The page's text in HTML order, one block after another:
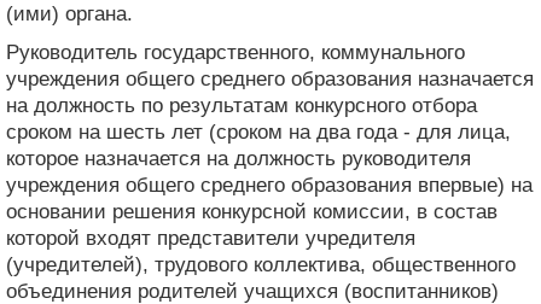
(ими) органа.
Руководитель государственного, коммунального
учреждения общего среднего образования назначается
на должность по результатам конкурсного отбора
сроком на шесть лет (сроком на два года - для лица,
которое назначается на должность руководителя
учреждения общего среднего образования впервые) на
основании решения конкурсной комиссии, в состав
которой входят представители учредителя
(учредителей), трудового коллектива, общественного
объединения родителей учащихся (воспитанников)